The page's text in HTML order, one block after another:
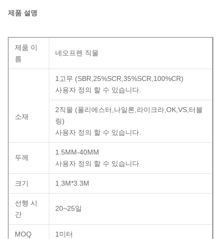
제품 설명
제품 이
름
네오프렌 직물
소재
1고무 (SBR,25%SCR,35%SCR,100%CR)
사용자 정의 할 수 있습니다.
2직물 (폴리에스터,나일론,라이크라,OK,VS,터블
링)
사용자 정의 할 수 있습니다.
두께
1.5MM-40MM
사용자 정의 할 수 있습니다
크기 1.3M*3.3M
선행 시
간
20~25일
MOQ 1미터